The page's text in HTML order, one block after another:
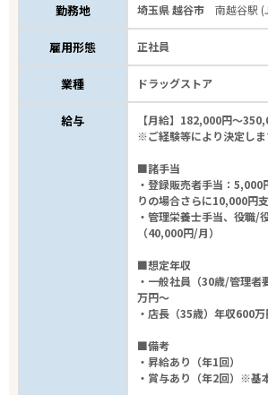
勤務地 埼玉県 越谷市南越谷駅
雇用形態 正社員
業種 ドラッグストア
給与
【月給】182,000円～
※ご経験等により決定し
■諸手当
・登録販売者手当：
りの場合さらに10,000円支
・管理栄養士手当、役職/
（40,000円/月）
■想定年収
・一般社員（30歳/管理
万円～
・店長（35歳）年収600
■備考
・昇給あり（年1回）
・賞与あり（年2回）※基